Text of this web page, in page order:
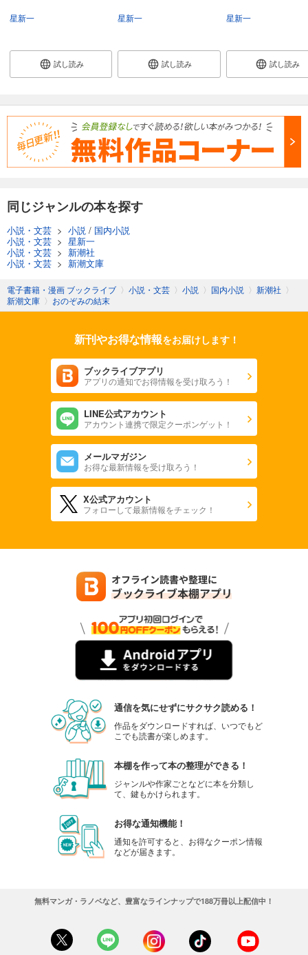
星新一
試し読み
星新一
試し読み
星新一
試し読み
同じジャンルの本を探す
小説・文芸 > 小説 / 国内小説
小説・文芸 > 星新一
小説・文芸 > 新潮社
小説・文芸 > 新潮文庫
電子書籍・漫画 ブックライブ 〉 小説・文芸 〉 小説 〉 国内小説 〉 新潮社 〉
新潮文庫 〉 おのぞみの結末
新刊やお得な情報をお届けします！
ブックライブアプリ
アプリの通知でお得情報を受け取ろう！
LINE公式アカウント
アカウント連携で限定クーポンゲット！
メールマガジン
お得な最新情報を受け取ろう！
X公式アカウント
フォローして最新情報をチェック！
通信を気にせずにサクサク読める！
作品をダウンロードすれば、いつでもど
こでも読書が楽しめます。
本棚を作って本の整理ができる！
ジャンルや作家ごとなどに本を分類し
て、鍵もかけられます。
お得な通知機能！
通知を許可すると、お得なクーポン情報
などが届きます。
無料マンガ・ラノベなど、豊富なラインナップで188万冊以上配信中！